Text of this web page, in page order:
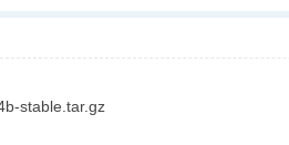
stable.tar.gz